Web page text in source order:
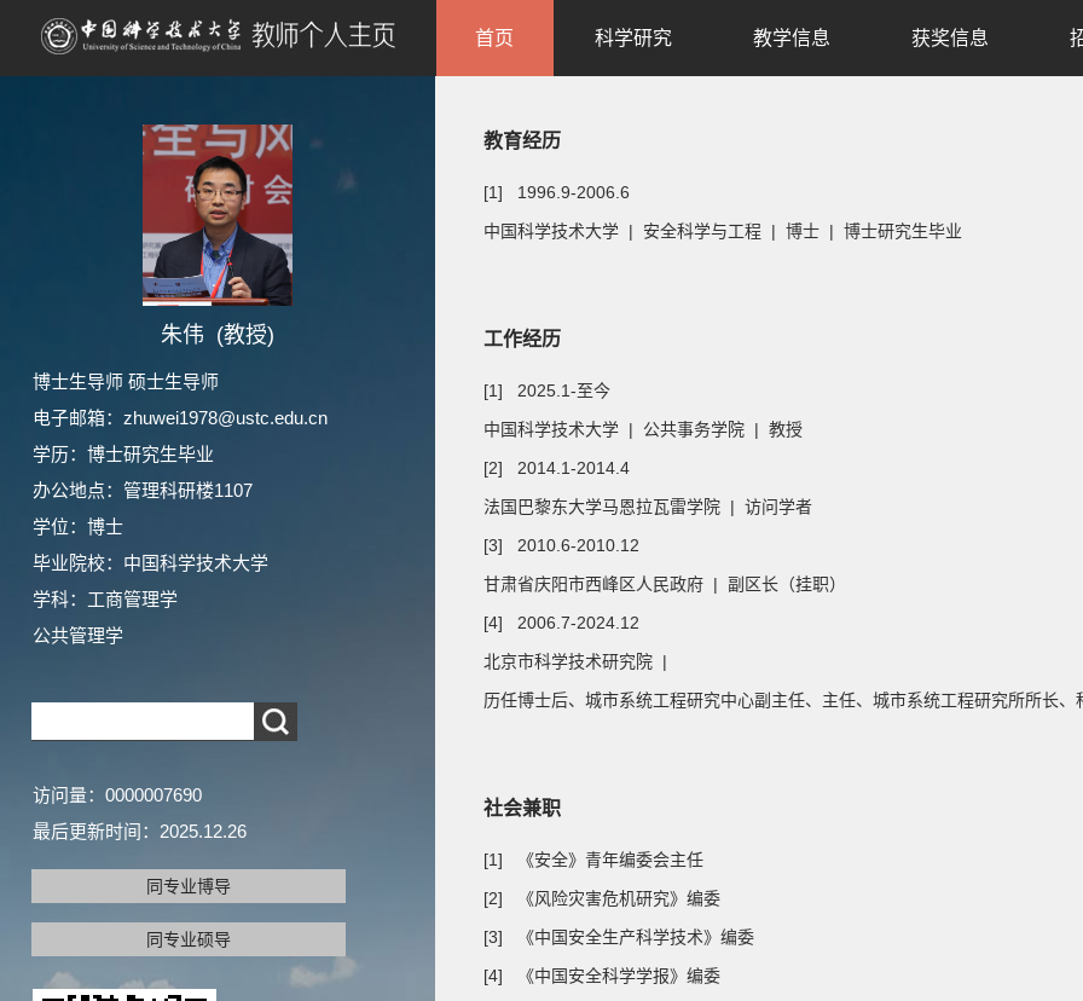
朱伟 (教授)
博士生导师 硕士生导师
电子邮箱： zhuwei1978@ustc.edu.cn
学历：博士研究生毕业
办公地点：管理科研楼1107
学位：博士
毕业院校：中国科学技术大学
学科：工商管理学
公共管理学
访问量： 0000007690
最后更新时间： 2025.12.26
同专业博导
同专业硕导
首页 科学研究 教学信息 获奖信息
教育经历
[1] 1996.9-2006.6
中国科学技术大学 | 安全科学与工程 | 博士 | 博士研究生毕业
工作经历
[1] 2025.1-至今
中国科学技术大学 | 公共事务学院 | 教授
[2] 2014.1-2014.4
法国巴黎东大学马恩拉瓦雷学院 | 访问学者
[3] 2010.6-2010.12
甘肃省庆阳市西峰区人民政府 | 副区长（挂职）
[4] 2006.7-2024.12
北京市科学技术研究院 |
历任博士后、城市系统工程研究中心副主任、主任、城市系统工程研究所所长、
社会兼职
[1] 《安全》青年编委会主任
[2] 《风险灾害危机研究》编委
[3] 《中国安全生产科学技术》编委
[4] 《中国安全科学学报》编委